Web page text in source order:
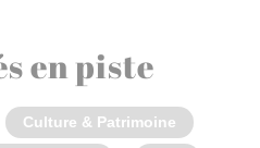
en piste
Culture & Patrimoine